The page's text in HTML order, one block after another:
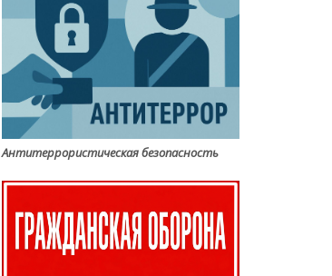
Антитеррористическая безопасность